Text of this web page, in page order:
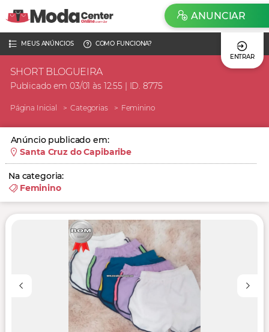
MEUS ANÚNCIOS
COMO FUNCIONA?
ENTRAR
ANUNCIAR
SHORT BLOGUEIRA
Publicado em 03/01 às 12:55 | ID. 8775
Página Inicial Categorias Feminino
Anúncio publicado em:
Santa Cruz do Capibaribe
Na categoria:
Feminino